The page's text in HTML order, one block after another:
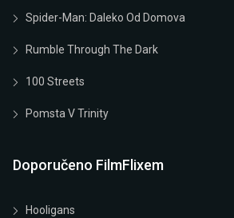
Spider-Man: Daleko Od Domova
Rumble Through The Dark
100 Streets
Pomsta V Trinity
Doporučeno FilmFlixem
Hooligans